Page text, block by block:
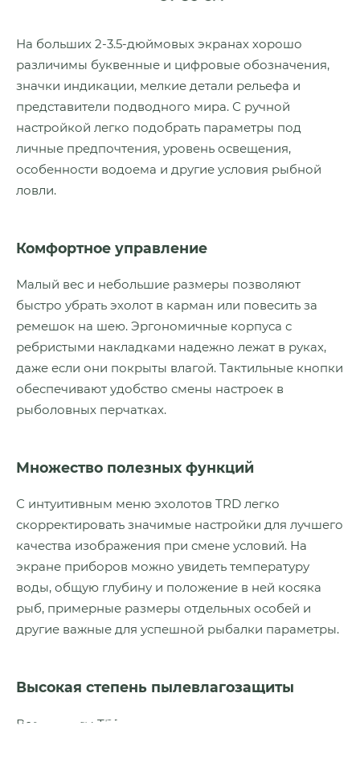
На больших 2-3.5-дюймовых экранах хорошо
различимы буквенные и цифровые обозначения,
значки индикации, мелкие детали рельефа и
представители подводного мира. С ручной
настройкой легко подобрать параметры под
личные предпочтения, уровень освещения,
особенности водоема и другие условия рыбной
ловли.
Комфортное управление
Малый вес и небольшие размеры позволяют
быстро убрать эхолот в карман или повесить за
ремешок на шею. Эргономичные корпуса с
ребристыми накладками надежно лежат в руках,
даже если они покрыты влагой. Тактильные кнопки
обеспечивают удобство смены настроек в
рыболовных перчатках.
Множество полезных функций
С интуитивным меню эхолотов TRD легко
скорректировать значимые настройки для лучшего
качества изображения при смене условий. На
экране приборов можно увидеть температуру
воды, общую глубину и положение в ней косяка
рыб, примерные размеры отдельных особей и
другие важные для успешной рыбалки параметры.
Высокая степень пылевлагозащиты
Все эхолоты TRD надежно защищены от потери